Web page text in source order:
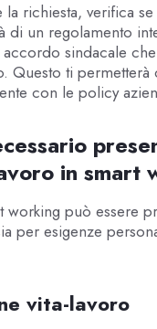
richiesta, verifica se
di un regolamento
sindacale
Questo ti
con le policy
in smart
working può essere
per esigenze
vita-lavoro